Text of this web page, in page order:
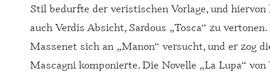
Stil bedurfte der veristischen Vorlage, und hiervon
auch Verdis Absicht, Sardous „Tosca“ zu
Massenet sich an „Manon“ versucht, und er zog
Mascagni komponierte. Die Novelle „La Lupa“ von